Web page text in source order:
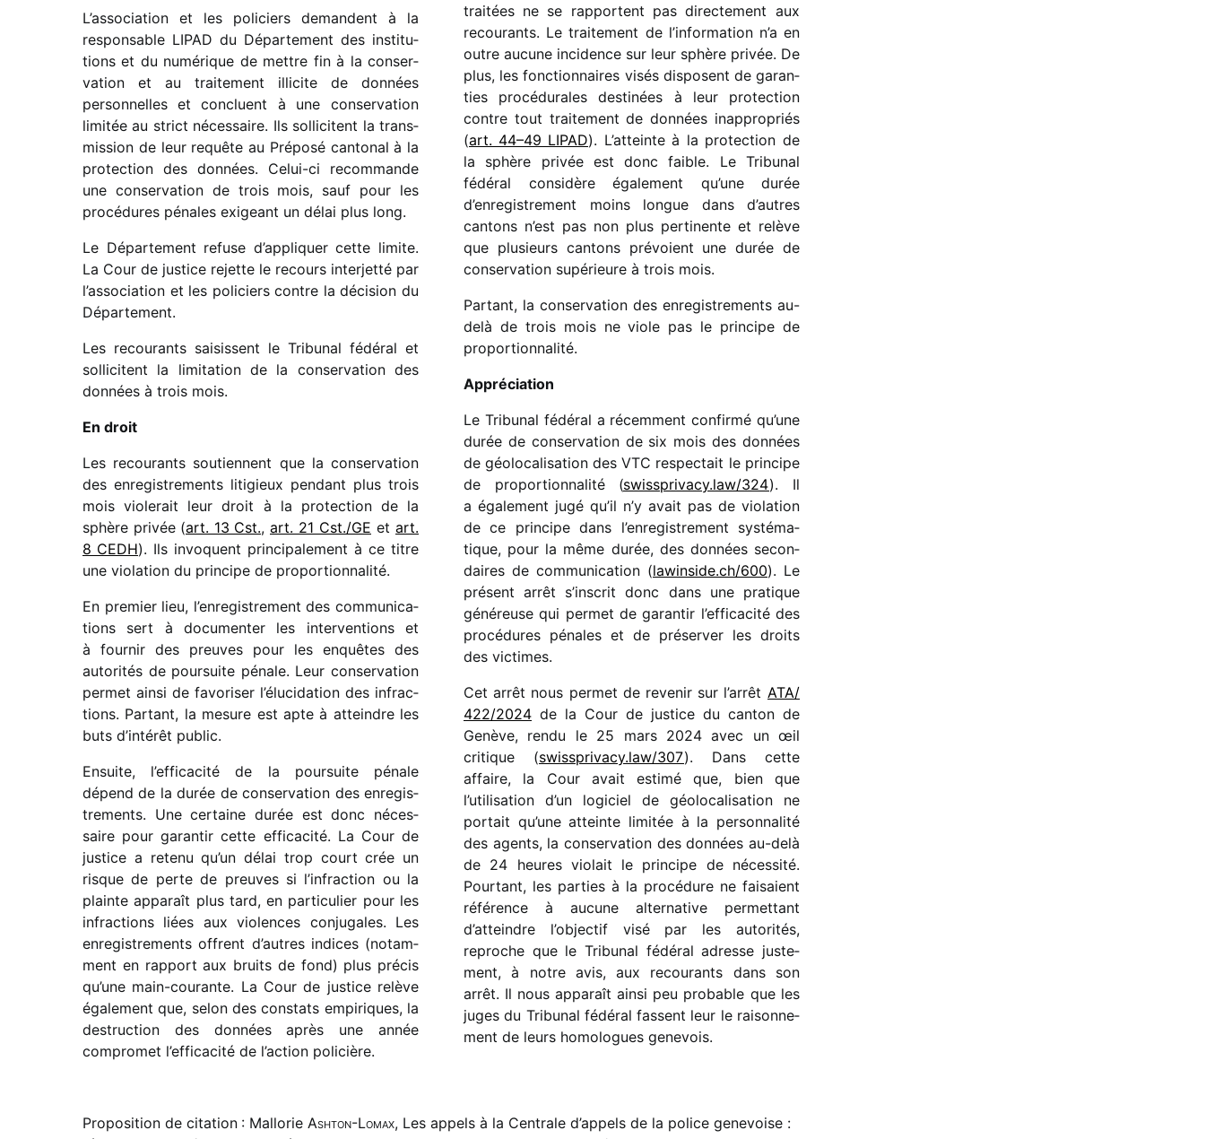
L’association et les poli­ciers demandent à la
respon­sable LIPAD du Département des insti­tu­
tions et du numé­rique de mettre fin à la conser­
va­tion et au trai­te­ment illi­cite de données
person­nelles et concluent à une conser­va­tion
limi­tée au strict néces­saire. Ils solli­citent la trans­
mis­sion de leur requête au Préposé canto­nal à la
protec­tion des données. Celui-ci recom­mande
une conser­va­tion de trois mois, sauf pour les
procé­dures pénales exigeant un délai plus long.
Le Département refuse d’appliquer cette limite.
La Cour de justice rejette le recours inter­jetté par
l’asso­cia­tion et les poli­ciers contre la déci­sion du
Département.
Les recou­rants saisissent le Tribunal fédé­ral et
solli­citent la limi­ta­tion de la conser­va­tion des
données à trois mois.
En droit
Les recou­rants soutiennent que la conser­va­tion
des enre­gis­tre­ments liti­gieux pendant plus trois
mois viole­rait leur droit à la protec­tion de la
sphère privée (art. 13 Cst., art. 21 Cst./GE et art.
8 CEDH). Ils invoquent prin­ci­pa­le­ment à ce titre
une viola­tion du prin­cipe de propor­tion­na­lité.
En premier lieu, l’enregistrement des commu­ni­ca­
tions sert à docu­men­ter les inter­ven­tions et
à four­nir des preuves pour les enquêtes des
auto­ri­tés de pour­suite pénale. Leur conser­va­tion
permet ainsi de favo­ri­ser l’élucidation des infrac­
tions. Partant, la mesure est apte à atteindre les
buts d’intérêt public.
Ensuite, l’efficacité de la pour­suite pénale
dépend de la durée de conser­va­tion des enre­gis­
tre­ments. Une certaine durée est donc néces­
saire pour garan­tir cette effi­ca­cité. La Cour de
justice a retenu qu’un délai trop court crée un
risque de perte de preuves si l’infraction ou la
plainte appa­raît plus tard, en parti­cu­lier pour les
infrac­tions liées aux violences conju­gales. Les
enre­gis­tre­ments offrent d’autres indices (notam­
ment en rapport aux bruits de fond) plus précis
qu’une main-courante. La Cour de justice relève
égale­ment que, selon des constats empi­riques, la
destruc­tion des données après une année
compro­met l’efficacité de l’action policière.
trai­tées ne se rapportent pas direc­te­ment aux
recou­rants. Le trai­te­ment de l’information n’a en
outre aucune inci­dence sur leur sphère privée. De
plus, les fonc­tion­naires visés disposent de garan­
ties procé­du­rales desti­nées à leur protec­tion
contre tout trai­te­ment de données inap­pro­priés
(art. 44–49 LIPAD). L’atteinte à la protec­tion de
la sphère privée est donc faible. Le Tribunal
fédé­ral consi­dère égale­ment qu’une durée
d’enregistrement moins longue dans d’autres
cantons n’est pas non plus perti­nente et relève
que plusieurs cantons prévoient une durée de
conser­va­tion supé­rieure à trois mois.
Partant, la conser­va­tion des enre­gis­tre­ments au-
delà de trois mois ne viole pas le prin­cipe de
propor­tion­na­lité.
Appréciation
Le Tribunal fédé­ral a récem­ment confirmé qu’une
durée de conser­va­tion de six mois des données
de géolo­ca­li­sa­tion des VTC respectait le prin­cipe
de propor­tion­na­lité (swiss​pri​vacy​.law/​324). Il
a égale­ment jugé qu’il n’y avait pas de viola­tion
de ce prin­cipe dans l’enregistrement systé­ma­
tique, pour la même durée, des données secon­
daires de commu­ni­ca­tion (lawinside.ch/​600). Le
présent arrêt s’inscrit donc dans une pratique
géné­reuse qui permet de garan­tir l’efficacité des
procé­dures pénales et de préser­ver les droits
des victimes.
Cet arrêt nous permet de reve­nir sur l’arrêt ATA/​
422/​2024 de la Cour de justice du canton de
Genève, rendu le 25 mars 2024 avec un œil
critique (swiss​pri​vacy​.law/​307). Dans cette
affaire, la Cour avait estimé que, bien que
l’utilisation d’un logi­ciel de géolo­ca­li­sa­tion ne
portait qu’une atteinte limi­tée à la person­na­lité
des agents, la conser­va­tion des données au-delà
de 24 heures violait le prin­cipe de néces­sité.
Pourtant, les parties à la procé­dure ne faisaient
réfé­rence à aucune alter­na­tive permet­tant
d’atteindre l’objectif visé par les auto­ri­tés,
reproche que le Tribunal fédé­ral adresse juste­
ment, à notre avis, aux recou­rants dans son
arrêt. Il nous appa­raît ainsi peu probable que les
juges du Tribunal fédé­ral fassent leur le raison­ne­
ment de leurs homo­logues genevois.
Proposition de citation : Mallorie Ashton-Lomax, Les appels à la Centrale d’appels de la police genevoise :